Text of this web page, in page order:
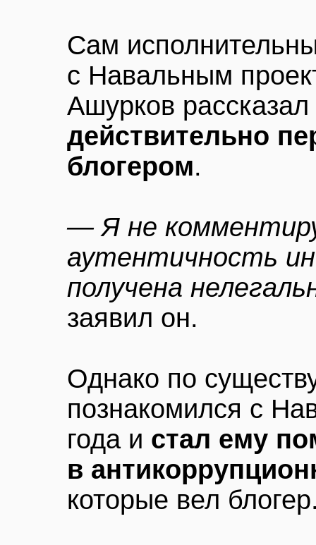
Сам
с Навальным
Ашурков
действительно
блогером.
— Я не
аутентичность
получена
заявил он.
Однако по
познакомился с
года и стал ему
в
которые вел